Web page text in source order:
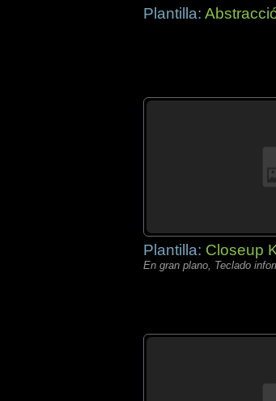
Plantilla:
Plantilla: Closeup
En gran plano, Teclado